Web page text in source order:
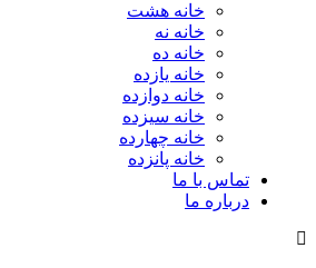
خانه هشت
خانه نه
خانه ده
خانه یازده
خانه دوازده
خانه سیزده
خانه چهارده
خانه پانزده
تماس با ما
درباره ما